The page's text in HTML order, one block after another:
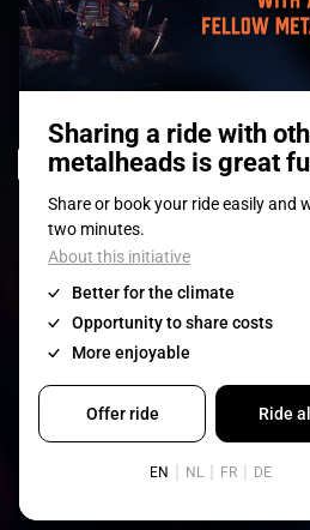
© 2008-2026- Apache Productions VZW –
POLICY|CONDITIONS GÉNÉRALES
Contact:GENERAL| PARTNERSHIPS
| NEIGHBOURS
Photos: Ann Kermans - Hans Van Hoof -
Lancker - Tim Tronckoe - Elsie Roymans -
Claus Christa - Devid Camerlynck